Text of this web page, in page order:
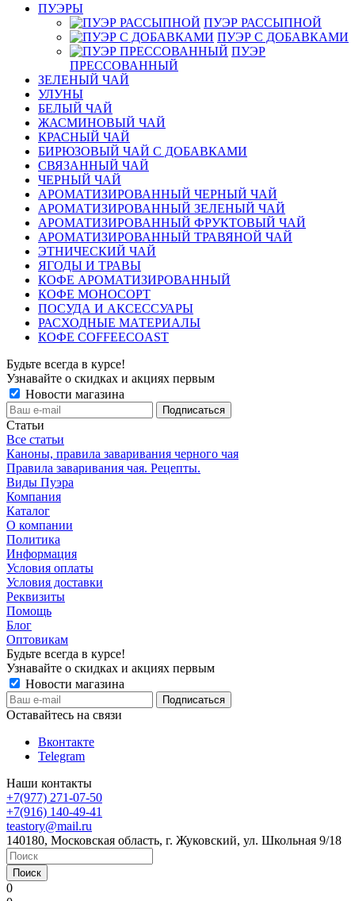
ПУЭРЫ
ПУЭР РАССЫПНОЙ
ПУЭР С ДОБАВКАМИ
ПУЭР
ПРЕССОВАННЫЙ
ЗЕЛЕНЫЙ ЧАЙ
УЛУНЫ
БЕЛЫЙ ЧАЙ
ЖАСМИНОВЫЙ ЧАЙ
КРАСНЫЙ ЧАЙ
БИРЮЗОВЫЙ ЧАЙ С ДОБАВКАМИ
СВЯЗАННЫЙ ЧАЙ
ЧЕРНЫЙ ЧАЙ
АРОМАТИЗИРОВАННЫЙ ЧЕРНЫЙ ЧАЙ
АРОМАТИЗИРОВАННЫЙ ЗЕЛЕНЫЙ ЧАЙ
АРОМАТИЗИРОВАННЫЙ ФРУКТОВЫЙ ЧАЙ
АРОМАТИЗИРОВАННЫЙ ТРАВЯНОЙ ЧАЙ
ЭТНИЧЕСКИЙ ЧАЙ
ЯГОДЫ И ТРАВЫ
КОФЕ АРОМАТИЗИРОВАННЫЙ
КОФЕ МОНОСОРТ
ПОСУДА И АКСЕССУАРЫ
РАСХОДНЫЕ МАТЕРИАЛЫ
КОФЕ COFFEECOAST
Будьте всегда в курсе!
Узнавайте о скидках и акциях первым
Новости магазина
Статьи
Все статьи
Каноны, правила заваривания черного чая
Правила заваривания чая. Рецепты.
Виды Пуэра
Компания
Каталог
О компании
Политика
Информация
Условия оплаты
Условия доставки
Реквизиты
Помощь
Блог
Оптовикам
Будьте всегда в курсе!
Узнавайте о скидках и акциях первым
Новости магазина
Оставайтесь на связи
Вконтакте
Telegram
Наши контакты
+7(977) 271-07-50
+7(916) 140-49-41
teastory@mail.ru
140180, Московская область, г. Жуковский, ул. Школьная 9/18
Поиск
0